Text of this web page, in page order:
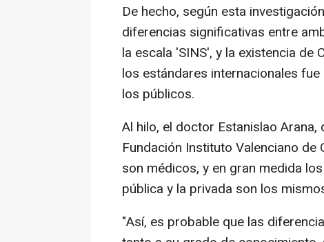
De hecho, según esta
diferencias significativas entre
la escala 'SINS', y la existencia
los estándares internacionales
los públicos.
Al hilo, el doctor Estanislao
Fundación Instituto Valenciano
son médicos, y en gran medida
pública y la privada son los
"Así, es probable que las